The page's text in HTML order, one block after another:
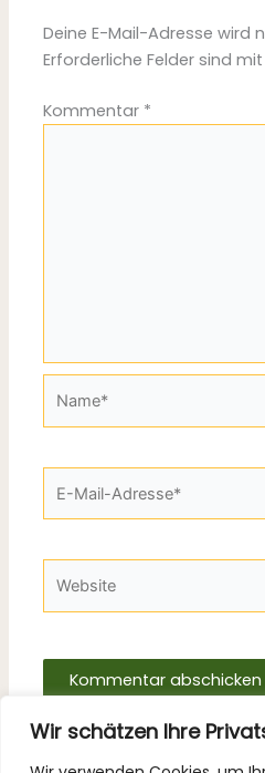
Wir schätzen Ihre
Deine E-Mail-Adresse wird
Erforderliche Felder sind mit
Kommentar *
Mail-